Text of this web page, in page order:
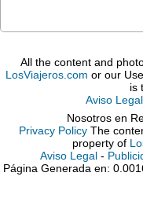
All the content and
LosViajeros.com or our
is
Aviso Legal
Nosotros en
Privacy Policy The
property of
Aviso Legal-
Página Generada en: